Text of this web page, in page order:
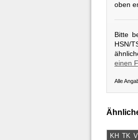
oben
Bitte
HSN/
einen
Alle
KH TK